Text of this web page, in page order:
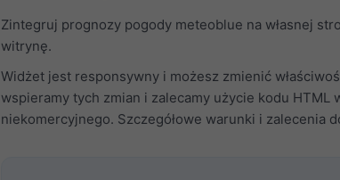
Zintegruj prognozy pogody meteoblue na własnej
witrynę.
Widżet jest responsywny i możesz zmienić
wspieramy tych zmian i zalecamy użycie kodu
niekomercyjnego. Szczegółowe warunki i zalecenia